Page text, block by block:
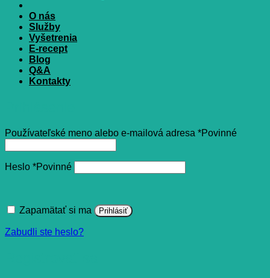
O nás
Služby
Vyšetrenia
E-recept
Blog
Q&A
Kontakty
Používateľské meno alebo e-mailová adresa *Povinné
Heslo *Povinné
Zapamätať si ma Prihlásiť
Zabudli ste heslo?